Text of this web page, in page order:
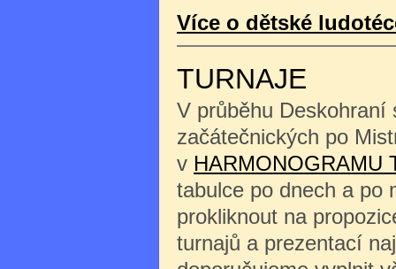
Více o dětské
TURNAJE
V průběhu Deskohraní
začátečnických po
v HARMONOGRAMU
tabulce po dnech a po
prokliknout na
turnajů a prezentací